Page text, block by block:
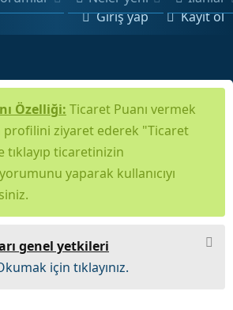
Giriş yap Kayıt ol
Özelliği: Ticaret Puanı vermek
ziyaret ederek "Ticaret
tıklayıp ticaretinizin
yaparak kullanıcıyı
genel yetkileri
için tıklayınız.